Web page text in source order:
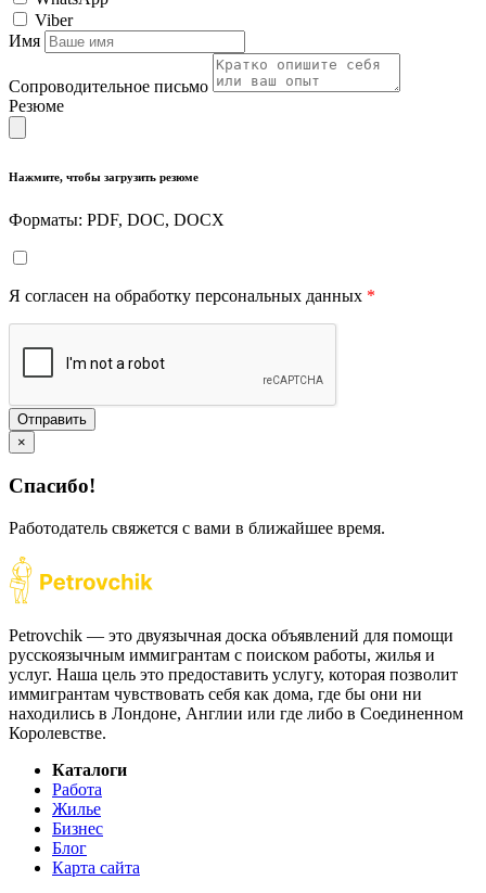
Viber
Имя
Сопроводительное письмо
Резюме
Нажмите, чтобы загрузить резюме
Форматы: PDF, DOC, DOCX
Я согласен на обработку персональных данных *
Отправить
×
Спасибо!
Работодатель свяжется с вами в ближайшее время.
Petrovchik — это двуязычная доска объявлений для помощи
русскоязычным иммигрантам с поиском работы, жилья и
услуг. Наша цель это предоставить услугу, которая позволит
иммигрантам чувствовать себя как дома, где бы они ни
находились в Лондоне, Англии или где либо в Соединенном
Королевстве.
Каталоги
Работа
Жилье
Бизнес
Блог
Карта сайта